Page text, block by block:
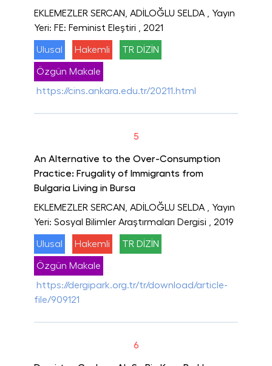
EKLEMEZLER SERCAN, ADİLOĞLU SELDA
, Yayın
Yeri: FE: Feminist Eleştiri
, 2021
Ulusal Hakemli TR DİZİN
Özgün Makale
https://cins.ankara.edu.tr/20211.html
5
An Alternative to the Over-Consumption
Practice: Frugality of Immigrants from
Bulgaria Living in Bursa
EKLEMEZLER SERCAN, ADİLOĞLU SELDA
, Yayın
Yeri: Sosyal Bilimler Araştırmaları Dergisi
, 2019
Ulusal Hakemli TR DİZİN
Özgün Makale
https://dergipark.org.tr/tr/download/article-
file/909121
6